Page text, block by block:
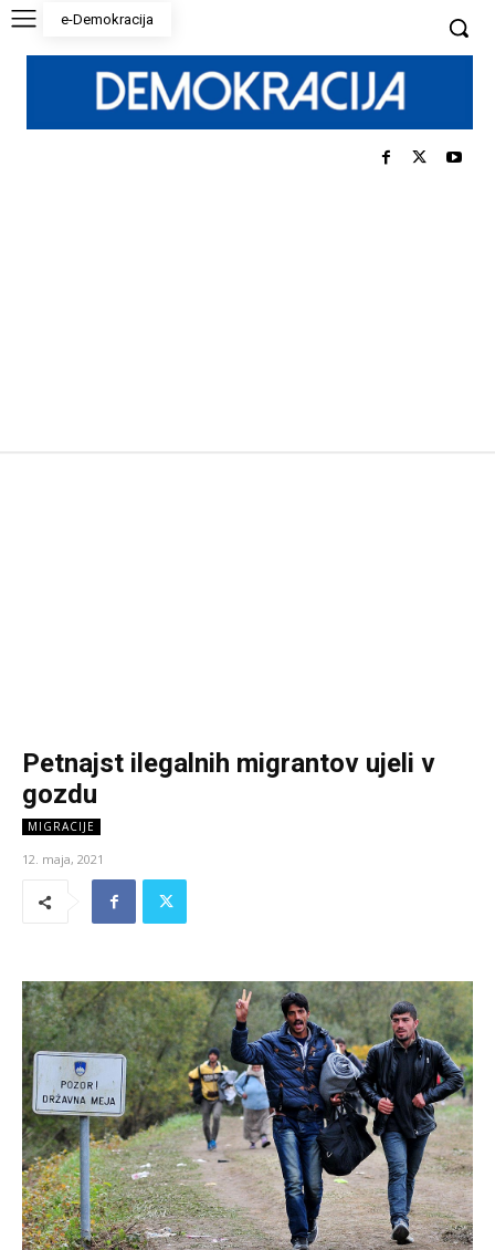
e-Demokracija
Petnajst ilegalnih migrantov ujeli v
gozdu
MIGRACIJE
12. maja, 2021